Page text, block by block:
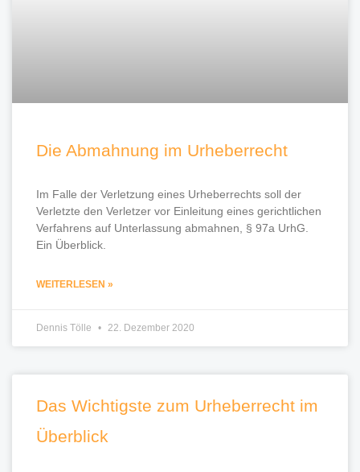
Die Abmahnung im Urheberrecht
Im Falle der Verletzung eines Urheberrechts soll der
Verletzte den Verletzer vor Einleitung eines gerichtlichen
Verfahrens auf Unterlassung abmahnen, § 97a UrhG.
Ein Überblick.
WEITERLESEN »
Dennis Tölle 22. Dezember 2020
Das Wichtigste zum Urheberrecht im
Überblick